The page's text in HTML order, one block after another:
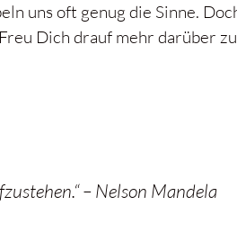
uns oft genug die Sinne.
Dich drauf mehr darüber zu
– Nelson Mandela